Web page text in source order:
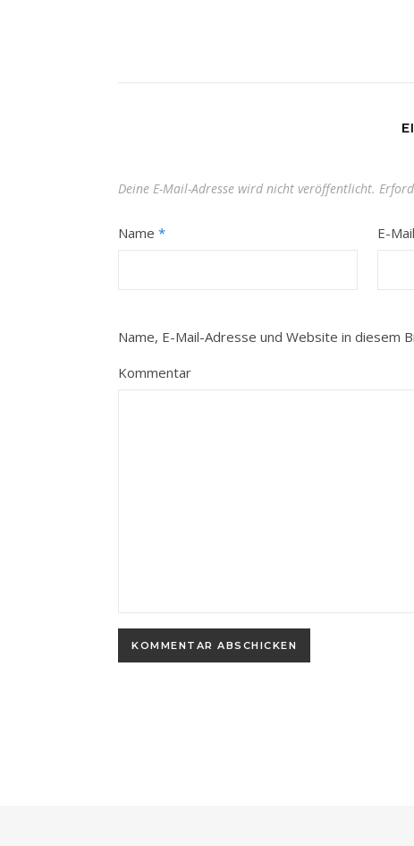
Deine E-Mail-Adresse wird nicht veröffentlicht.
Name * E-
Name, E-Mail-Adresse und Website in diesem
Kommentar